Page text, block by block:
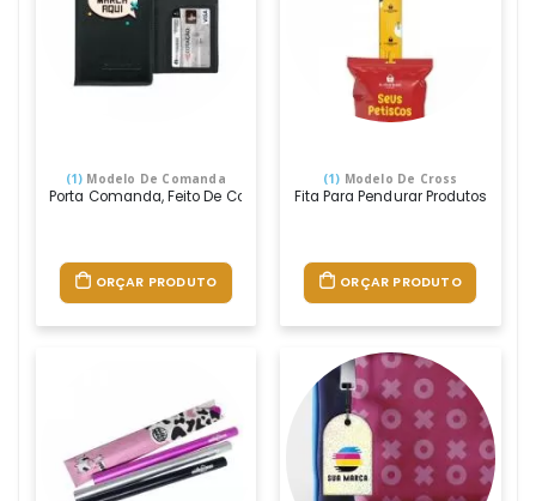
(1) Modelo De Comanda
Porta Comanda, Feito De Couro Sintético, Personalizado Com A
ORÇAR PRODUTO
(1) Modelo De Cross
Fita Para Pendurar Produtos
ORÇAR PRODUTO